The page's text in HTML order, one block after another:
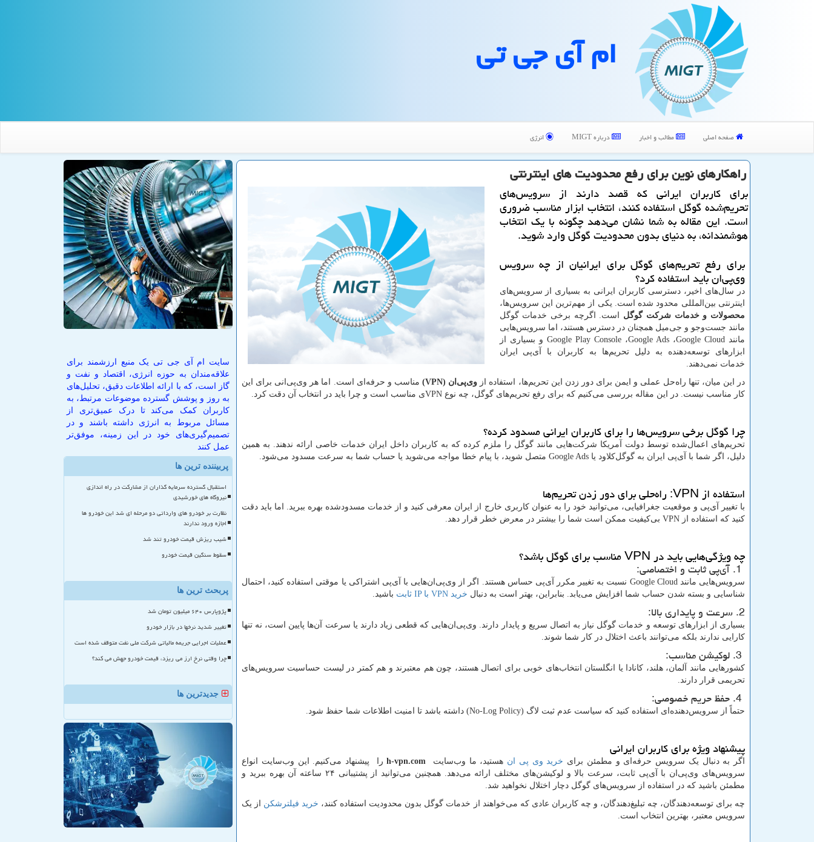
ام آی جی تی
صفحه اصلی مطالب و اخبار درباره MIGT انرژی
راهکارهای نوین برای رفع محدودیت های اینترنتی
برای کاربران ایرانی که قصد دارند از سرویس‌های
تحریم‌شده گوگل استفاده کنند، انتخاب ابزار مناسب ضروری
است. این مقاله به شما نشان می‌دهد چگونه با یک انتخاب
هوشمندانه، به دنیای بدون محدودیت گوگل وارد شوید.
برای رفع تحریم‌های گوگل برای ایرانیان از چه سرویس
وی‌پی‌ان باید استفاده کرد؟
در سال‌های اخیر، دسترسی کاربران ایرانی به بسیاری از سرویس‌های
اینترنتی بین‌المللی محدود شده است. یکی از مهم‌ترین این سرویس‌ها،
محصولات و خدمات شرکت گوگل است. اگرچه برخی خدمات گوگل
مانند جست‌وجو و جی‌میل همچنان در دسترس هستند، اما سرویس‌هایی
مانند Google Cloud،Google Ads،Google Play Console و بسیاری از
ابزارهای توسعه‌دهنده به دلیل تحریم‌ها به کاربران با آی‌پی ایران
خدمات نمی‌دهند.
در این میان، تنها راه‌حل عملی و ایمن برای دور زدن این تحریم‌ها، استفاده از وی‌پی‌ان (VPN
) مناسب و حرفه‌ای است. اما هر وی‌پی‌انی برای این
کار مناسب نیست. در این مقاله بررسی می‌کنیم که برای رفع تحریم‌های گوگل، چه نوع VPNی مناسب است و چرا باید در انتخاب آن دقت کرد.
چرا گوگل برخی سرویس‌ها را برای کاربران ایرانی مسدود کرده؟
تحریم‌های اعمال‌شده توسط دولت آمریکا شرکت‌هایی مانند گوگل را ملزم کرده که به کاربران داخل ایران خدمات خاصی ارائه ندهند. به همین
دلیل، اگر شما با آی‌پی ایران به گوگل‌کلاود یا Google Ads متصل شوید، با پیام خطا مواجه می‌شوید یا حساب شما به سرعت مسدود می‌شود.
استفاده ازVPN: راه‌حلی برای دور زدن تحریم‌ها
با تغییر آی‌پی و موقعیت جغرافیایی، می‌توانید خود را به عنوان کاربری خارج از ایران معرفی کنید و از خدمات مسدودشده بهره ببرید. اما باید دقت
کنید که استفاده از VPN بی‌کیفیت ممکن است شما را بیشتر در معرض خطر قرار دهد.
چه ویژگی‌هایی باید درVPNمناسب برای گوگل باشد؟
1. آی‌پی ثابت و اختصاصی:
سرویس‌هایی مانندGoogle Cloud نسبت به تغییر مکرر آی‌پی حساس هستند. اگر از وی‌پی‌ان‌هایی با آی‌پی اشتراکی یا موقتی استفاده کنید، احتمال
شناسایی و بسته شدن حساب شما افزایش می‌یابد. بنابراین، بهتر است به دنبال خرید VPN با IP ثابت باشید.
2. سرعت و پایداری بالا:
بسیاری از ابزارهای توسعه و خدمات گوگل نیاز به اتصال سریع و پایدار دارند. وی‌پی‌ان‌هایی که قطعی زیاد دارند یا سرعت آن‌ها پایین است، نه تنها
کارایی ندارند بلکه می‌توانند باعث اختلال در کار شما شوند.
کشورهایی مانند آلمان، هلند، کانادا یا انگلستان انتخاب‌های خوبی برای اتصال هستند، چون هم معتبرند و هم کمتر در لیست حساسیت سرویس‌های
تحریمی قرار دارند.
حتماً از سرویس‌دهنده‌ای استفاده کنید که سیاست عدم ثبت لاگ (No-Log Policy) داشته باشد تا امنیت اطلاعات شما حفظ شود.
پیشنهاد ویژه برای کاربران ایرانی
اگر به دنبال یک سرویس حرفه‌ای و مطمئن برای خرید وی پی ان هستید، ما وب‌سایت h-vpn.comرا پیشنهاد می‌کنیم. این وب‌سایت انواع
سرویس‌های وی‌پی‌ان با آی‌پی ثابت، سرعت بالا و لوکیشن‌های مختلف ارائه می‌دهد. همچنین می‌توانید از پشتیبانی ۲۴ ساعته آن بهره ببرید و
مطمئن باشید که در استفاده از سرویس‌های گوگل دچار اختلال نخواهید شد.
چه برای توسعه‌دهندگان، چه تبلیغ‌دهندگان، و چه کاربران عادی که می‌خواهند از خدمات گوگل بدون محدودیت استفاده کنند، خرید فیلترشکن از یک
سرویس معتبر، بهترین انتخاب است.
سایت ام آی جی تی یک منبع ارزشمند برای
علاقه‌مندان به حوزه انرژی، اقتصاد و نفت و
گاز است، که با ارائه اطلاعات دقیق، تحلیل‌های
به روز و پوشش گسترده موضوعات مرتبط، به
کاربران کمک می‌کند تا درک عمیق‌تری از
مسائل مربوط به انرژی داشته باشند و در
تصمیم‌گیری‌های خود در این زمینه، موفق‌تر
عمل کنند
پربیننده ترین ها
استقبال گسترده سرمایه گذاران از مشارکت در راه اندازی
نیروگاه های خورشیدی
نظارت بر خودرو های وارداتی دو مرحله ای شد این خودرو ها
اجازه ورود ندارند
شیب ریزش قیمت خودرو تند شد
سقوط سنگین قیمت خودرو
پربحث ترین ها
پژوپارس ۶۴۰ میلیون تومان شد
تغییر شدید نرخها در بازار خودرو
عملیات اجرایی جریمه مالیاتی شرکت ملی نفت متوقف شده است
چرا وقتی نرخ ارز می ریزد، قیمت خودرو جهش می کند؟
جدیدترین ها